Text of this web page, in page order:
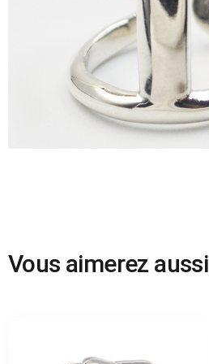
Vous aimerez aussi